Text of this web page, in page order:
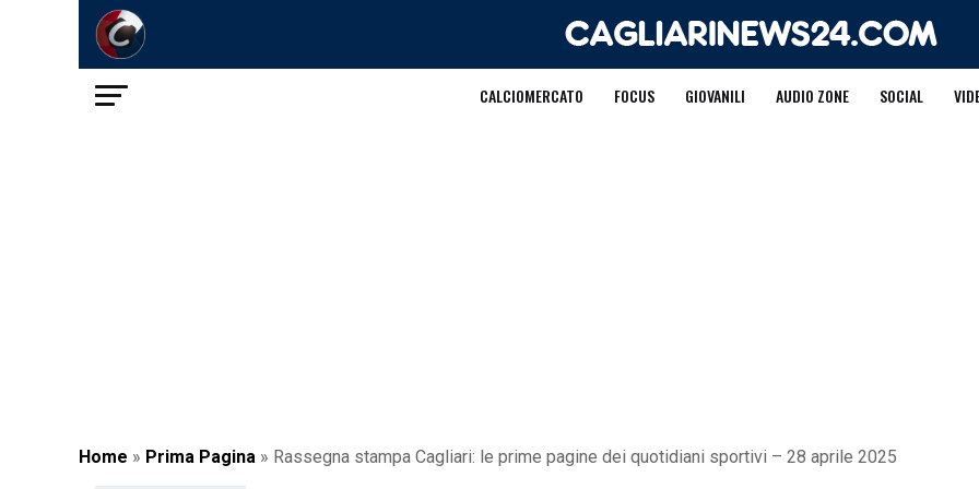
CALCIOMERCATO FOCUS GIOVANILI AUDIO ZONE SOCIAL
Home » Prima Pagina » Rassegna stampa Cagliari: le prime pagine dei quotidiani sportivi – 28 aprile 2025